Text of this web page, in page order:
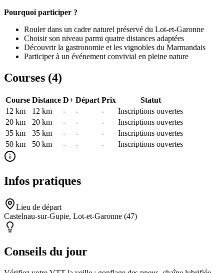
Pourquoi participer ?
Rouler dans un cadre naturel préservé du Lot-et-Garonne
Choisir son niveau parmi quatre distances adaptées
Découvrir la gastronomie et les vignobles du Marmandais
Participer à un événement convivial en pleine nature
Courses (4)
Course Distance D+ Départ Prix
Statut
12 km
12 km - - -
Inscriptions ouvertes
20 km
20 km - - -
Inscriptions ouvertes
35 km
35 km - - -
Inscriptions ouvertes
50 km
50 km - - - Inscriptions ouvertes
Infos pratiques
Lieu de départ
Castelnau-sur-Gupie, Lot-et-Garonne (47)
Conseils du jour